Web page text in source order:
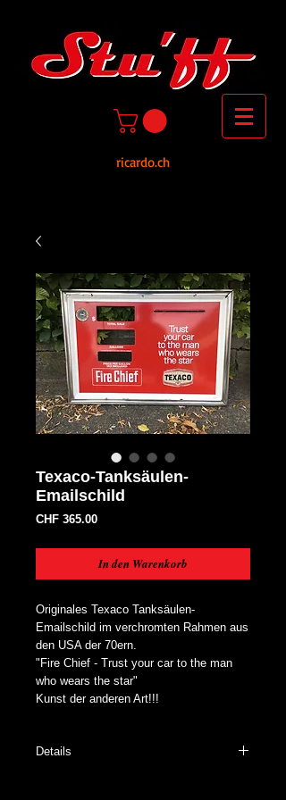
ricardo.ch
Texaco-Tanksäulen-
Emailschild
CHF 365.00Preis
In den Warenkorb
Originales Texaco Tanksäulen-
Emailschild im verchromten Rahmen aus
den USA der 70ern.
"Fire Chief - Trust your car to the man
who wears the star"
Kunst der anderen Art!!!
Details